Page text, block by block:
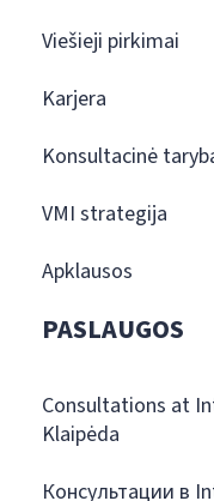
Viešieji pirkimai
Karjera
Konsultacinė
VMI strategija
Apklausos
PASLAUGOS
Consultations at
Klaipėda
Консультации в